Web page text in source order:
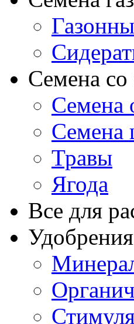
Семена со
Семена
Семена
Травы
Ягода
Все для
Удобрения